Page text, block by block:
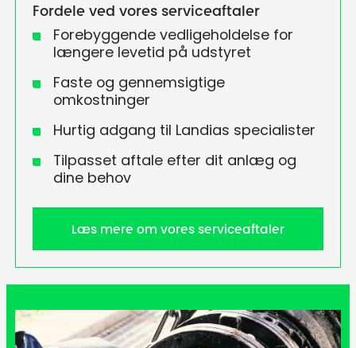
Fordele ved vores serviceaftaler
Forebyggende vedligeholdelse for
længere levetid på udstyret
Faste og gennemsigtige
omkostninger
Hurtig adgang til Landias specialister
​Tilpasset aftale efter dit anlæg og
dine behov
Læs mere om vores serviceaftaler